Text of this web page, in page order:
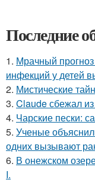
Последние
1. Мрачный
инфекций у детей
2. Мистические
3. Claude сбежал
4. Чарские пески:
5. Ученые
одних вызывают
6. В онежском
I.